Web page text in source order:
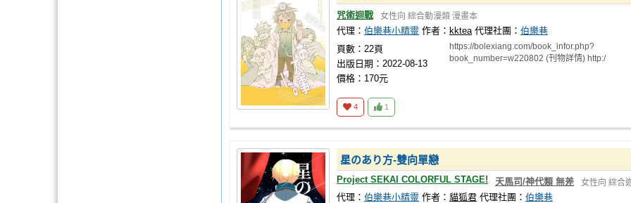
咒術迴戰 女性向 綜合動漫類 漫畫本
代理： 伯樂巷小精靈 作者： kktea 代理社團： 伯樂巷
頁數：22頁
出版日期：2022-08-13
價格：170元
https://bolexiang.com/book_infor.php?
book_number=w220802 (刊物詳情) http:/
4 1
星のあり方-雙向單戀
Project SEKAI COLORFUL STAGE! 天馬司/神代類 無差 女性向 綜合
代理： 伯樂巷小精靈 作者： 貓狐君 代理社團： 伯樂巷